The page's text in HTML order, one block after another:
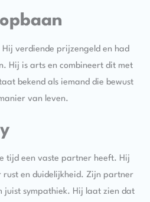
verdiende prijzengeld en had
Hij is arts en combineert dit met
bekend als iemand die bewust
van leven.
tijd een vaste partner heeft. Hij
rust en duidelijkheid. Zijn partner
juist sympathiek. Hij laat zien dat